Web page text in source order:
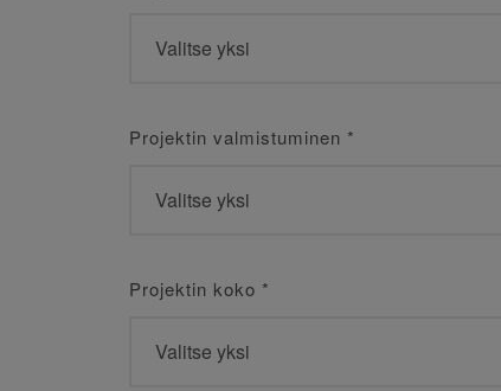
Projektin valmistuminen *
Projektin koko *